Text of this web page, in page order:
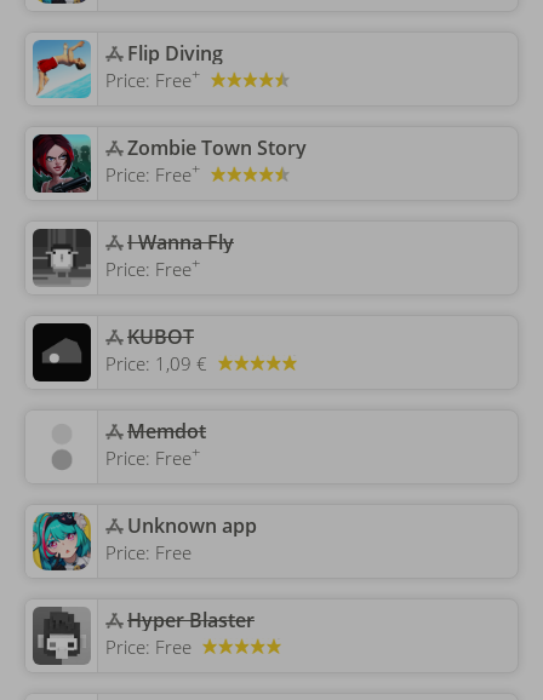
‎Flip Diving
Price: Free+
‎Zombie Town Story
Price: Free+
‎I Wanna Fly
Price: Free+
KUBOT
Price: 1,09 €
‎Memdot
Price: Free+
Unknown app
Price: Free
Hyper Blaster
Price: Free